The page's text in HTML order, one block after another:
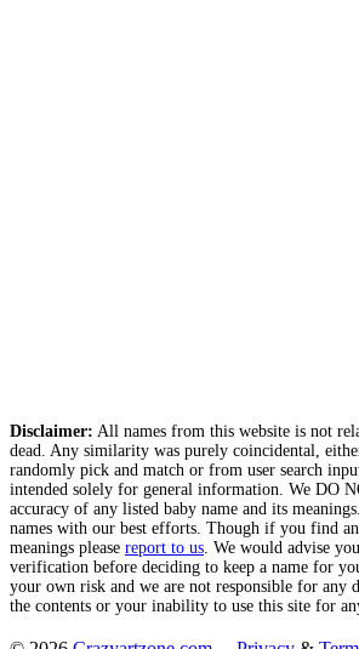
Disclaimer: All names from this website is not
dead. Any similarity was purely coincidental,
randomly pick and match or from user search
intended solely for general information. We DO
accuracy of any listed baby name and its
names with our best efforts. Though if you find
meanings please report to us . We would advise
verification before deciding to keep a name for
your own risk and we are not responsible for any
the contents or your inability to use this site for